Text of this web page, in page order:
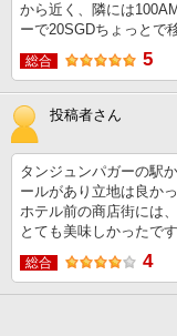
から近く、隣には
ーで20SGDちょっとで
総合 5
投稿者さん
タンジュンパガーの駅
ールがあり立地は良かっ
ホテル前の商店街には
とても美味しかったで
総合 4